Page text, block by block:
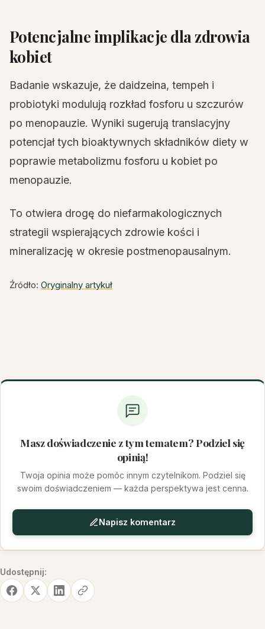
Potencjalne implikacje dla zdrowia
kobiet
Badanie wskazuje, że daidzeina, tempeh i
probiotyki modulują rozkład fosforu u szczurów
po menopauzie. Wyniki sugerują translacyjny
potencjał tych bioaktywnych składników diety w
poprawie metabolizmu fosforu u kobiet po
menopauzie.
To otwiera drogę do niefarmakologicznych
strategii wspierających zdrowie kości i
mineralizację w okresie postmenopausalnym.
Źródło: Oryginalny artykuł
Masz doświadczenie z tym tematem? Podziel się
opinią!
Twoja opinia może pomóc innym czytelnikom. Podziel się
swoim doświadczeniem — każda perspektywa jest cenna.
Napisz komentarz
Udostępnij: